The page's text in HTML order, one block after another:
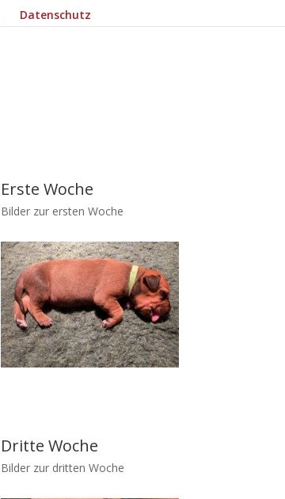
Datenschutz
Erste Woche
Bilder zur ersten Woche
Dritte Woche
Bilder zur dritten Woche